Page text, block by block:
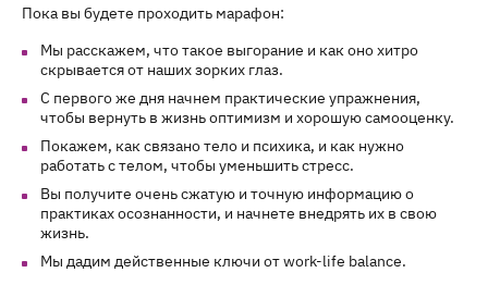
Пока вы будете проходить марафон:
Мы расскажем, что такое выгорание и как оно хитро
скрывается от наших зорких глаз.
С первого же дня начнем практические упражнения,
чтобы вернуть в жизнь оптимизм и хорошую самооценку.
Покажем, как связано тело и психика, и как нужно
работать с телом, чтобы уменьшить стресс.
Вы получите очень сжатую и точную информацию о
практиках осознанности, и начнете внедрять их в свою
жизнь.
Мы дадим действенные ключи от work-life balance.